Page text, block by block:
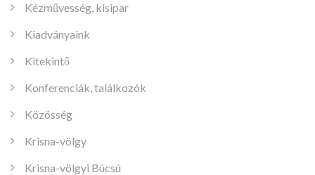
Kézművesség, kisipar
Kiadványaink
Kitekintő
Konferenciák, találkozók
Közösség
Krisna-völgy
Krisna-völgyi Búcsú